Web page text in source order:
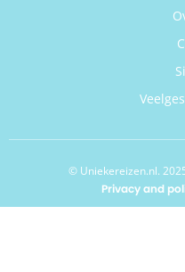
© Uniekereizen.nl.
Privacy and